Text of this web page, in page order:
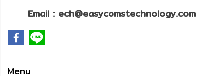
Email : ech@easycomstechnology.com
Menu